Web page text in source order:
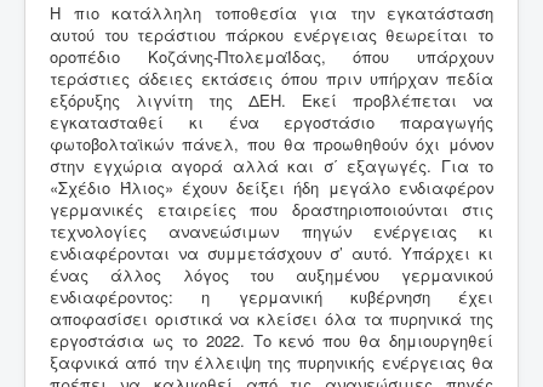
Η πιο κατάλληλη τοποθεσία για την εγκατάσταση
αυτού του τεράστιου πάρκου ενέργειας θεωρείται το
οροπέδιο Κοζάνης-ΠτολεμαΪδας, όπου υπάρχουν
τεράστιες άδειες εκτάσεις όπου πριν υπήρχαν πεδία
εξόρυξης λιγνίτη της ΔΕΗ. Εκεί προβλέπεται να
εγκατασταθεί κι ένα εργοστάσιο παραγωγής
φωτοβολταϊκών πάνελ, που θα προωθηθούν όχι μόνον
στην εγχώρια αγορά αλλά και σ΄ εξαγωγές. Για το
«Σχέδιο Ήλιος» έχουν δείξει ήδη μεγάλο ενδιαφέρον
γερμανικές εταιρείες που δραστηριοποιούνται στις
τεχνολογίες ανανεώσιμων πηγών ενέργειας κι
ενδιαφέρονται να συμμετάσχουν σ’ αυτό. Υπάρχει κι
ένας άλλος λόγος του αυξημένου γερμανικού
ενδιαφέροντος: η γερμανική κυβέρνηση έχει
αποφασίσει οριστικά να κλείσει όλα τα πυρηνικά της
εργοστάσια ως το 2022. Το κενό που θα δημιουργηθεί
ξαφνικά από την έλλειψη της πυρηνικής ενέργειας θα